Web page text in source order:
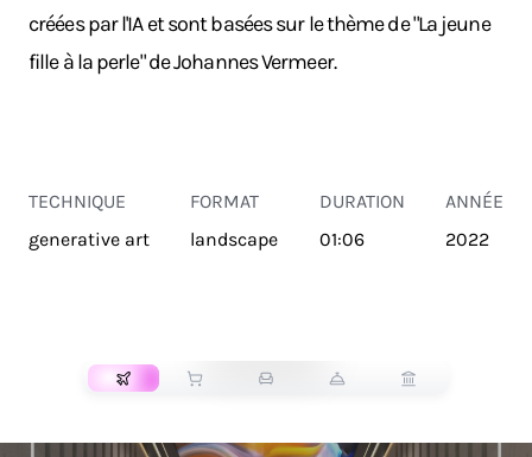
créées par l'IA et sont basées sur le thème de "La jeune
fille à la perle" de Johannes Vermeer.
TECHNIQUE
generative art
FORMAT
landscape
DURATION
01:06
ANNÉE
2022